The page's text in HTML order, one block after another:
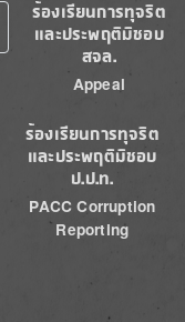
ร้องเรียนการทุจริต
และประพฤติมิชอบ
สจล.
Appeal
ร้องเรียนการทุจริต
และประพฤติมิชอบ
ป.ป.ท.
PACC Corruption
Reporting